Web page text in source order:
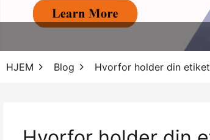
HJEM Blog Hvorfor holder din